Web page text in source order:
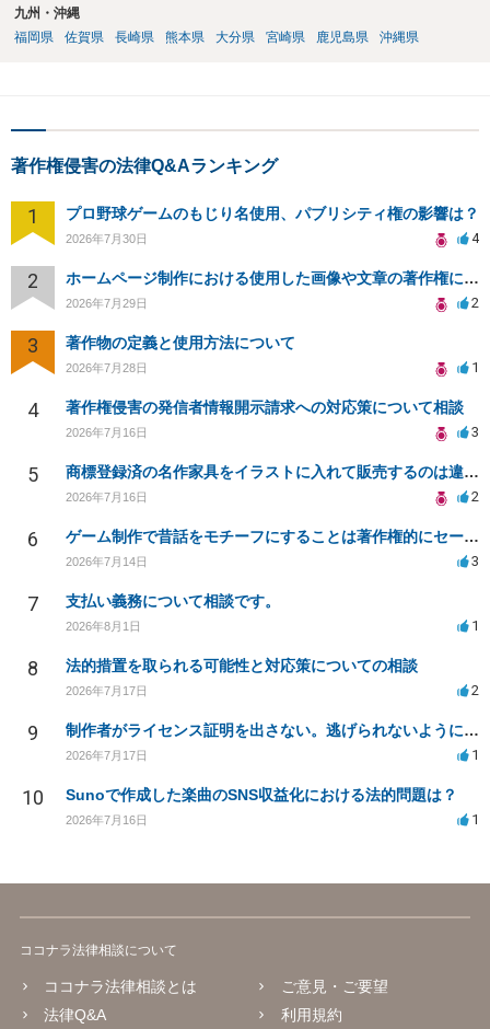
九州・沖縄
福岡県
佐賀県 長崎県 熊本県 大分県 宮崎県 鹿児島県 沖縄県
著作権侵害の法律Q&Aランキング
1 プロ野球ゲームのもじり名使用、パブリシティ権の影響は？
2026年7月30日 4
2 ホームページ制作における使用した画像や文章の著作権について
2026年7月29日 2
3 著作物の定義と使用方法について
2026年7月28日 1
4 著作権侵害の発信者情報開示請求への対応策について相談
2026年7月16日 3
5 商標登録済の名作家具をイラストに入れて販売するのは違法でしょうか
2026年7月16日 2
6 ゲーム制作で昔話をモチーフにすることは著作権的にセーフかどうか
2026年7月14日 3
7 支払い義務について相談です。
2026年8月1日 1
8 法的措置を取られる可能性と対応策についての相談
2026年7月17日 2
9 制作者がライセンス証明を出さない。逃げられないように、今すぐ法的に何をすべきか
2026年7月17日 1
10 Sunoで作成した楽曲のSNS収益化における法的問題は？
2026年7月16日 1
ココナラ法律相談について
ココナラ法律相談とは
法律Q&A
ご意見・ご要望
利用規約